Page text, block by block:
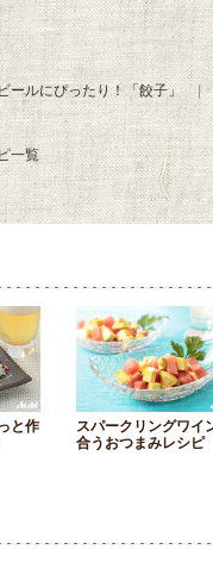
ールにぴったり！「餃子」
一覧
と作
スパークリングワイ
合うおつまみレシピ